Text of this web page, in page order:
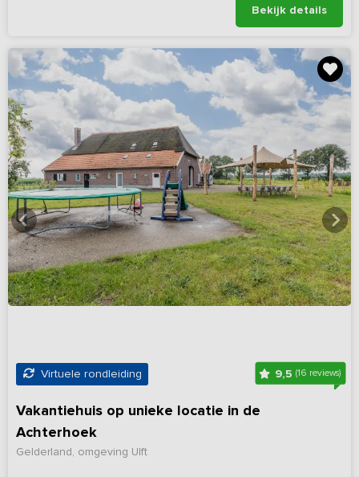
Bekijk details
Virtuele rondleiding 9,5(16 reviews)
Vakantiehuis op unieke locatie in de
Achterhoek
Gelderland, omgeving Ulft